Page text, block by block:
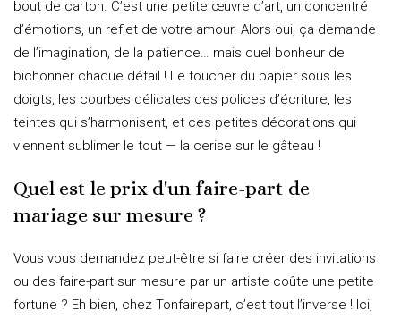
bout de carton. C’est une petite œuvre d’art, un concentré
d’émotions, un reflet de votre amour. Alors oui, ça demande
de l’imagination, de la patience… mais quel bonheur de
bichonner chaque détail ! Le toucher du papier sous les
doigts, les courbes délicates des polices d’écriture, les
teintes qui s’harmonisent, et ces petites décorations qui
viennent sublimer le tout — la cerise sur le gâteau !
Quel est le prix d'un faire-part de
mariage sur mesure ?
Vous vous demandez peut-être si faire créer des invitations
ou des faire-part sur mesure par un artiste coûte une petite
fortune ? Eh bien, chez Tonfairepart, c’est tout l’inverse ! Ici,